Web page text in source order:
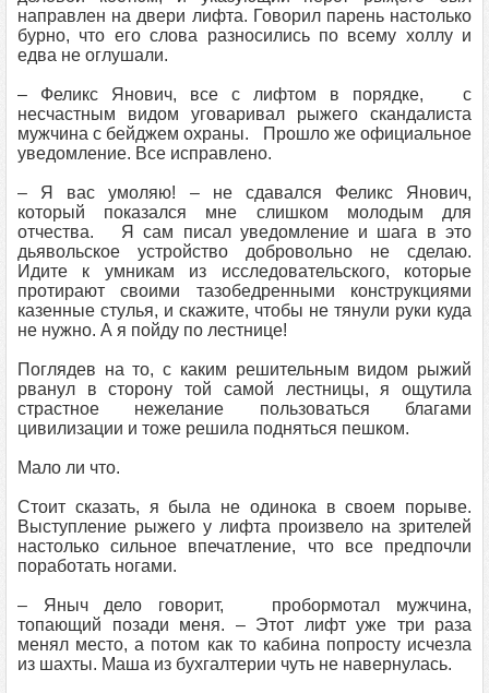
направлен на двери лифта. Говорил парень настолько
бурно, что его слова разносились по всему холлу и
едва не оглушали.
– Феликс Янович, все с лифтом в порядке, с
несчастным видом уговаривал рыжего скандалиста
мужчина с бейджем охраны. Прошло же официальное
уведомление. Все исправлено.
– Я вас умоляю! – не сдавался Феликс Янович,
который показался мне слишком молодым для
отчества. Я сам писал уведомление и шага в это
дьявольское устройство добровольно не сделаю.
Идите к умникам из исследовательского, которые
протирают своими тазобедренными конструкциями
казенные стулья, и скажите, чтобы не тянули руки куда
не нужно. А я пойду по лестнице!
Поглядев на то, с каким решительным видом рыжий
рванул в сторону той самой лестницы, я ощутила
страстное нежелание пользоваться благами
цивилизации и тоже решила подняться пешком.
Мало ли что.
Стоит сказать, я была не одинока в своем порыве.
Выступление рыжего у лифта произвело на зрителей
настолько сильное впечатление, что все предпочли
поработать ногами.
– Яныч дело говорит, пробормотал мужчина,
тoпающий позади меня. – Этот лифт уже три раза
менял место, а потом как то кабина попросту исчезла
из шахты. Маша из бухгалтерии чуть не навернулась.